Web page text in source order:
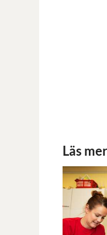
Läs mer